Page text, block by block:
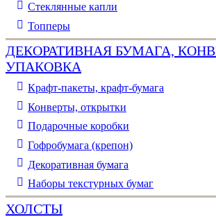
Стеклянные капли
Топперы
ДЕКОРАТИВНАЯ БУМАГА,
УПАКОВКА
Крафт-пакеты, крафт-бумага
Конверты, открытки
Подарочные коробки
Гофробумага (крепон)
Декоративная бумага
Наборы текстурных бумаг
ХОЛСТЫ